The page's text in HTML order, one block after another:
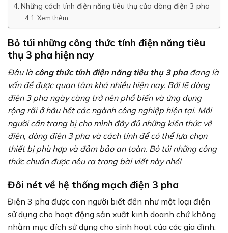
Những cách tính điện năng tiêu thụ của dòng điện 3 pha
Xem thêm
Bỏ túi những công thức tính điện năng tiêu
thụ 3 pha hiện nay
Đâu là công thức tính điện năng tiêu thụ 3 phađang là
vấn đề được quan tâm khá nhiều hiện nay. Bởi lẽ dòng
điện 3 pha ngày càng trở nên phổ biến và ứng dụng
rộng rãi ở hầu hết các ngành công nghiệp hiện tại. Mỗi
người cần trang bị cho mình đầy đủ những kiến thức về
điện, dòng điện 3 pha và cách tính để có thể lựa chọn
thiết bị phù hợp và đảm bảo an toàn. Bỏ túi những công
thức chuẩn được nêu ra trong bài viết này nhé!
Đôi nét về hệ thống mạch điện 3 pha
Điện 3 pha được con người biết đến như một loại điện
sử dụng cho hoạt động sản xuất kinh doanh chứ không
nhằm mục đích sử dụng cho sinh hoạt của các gia đình.